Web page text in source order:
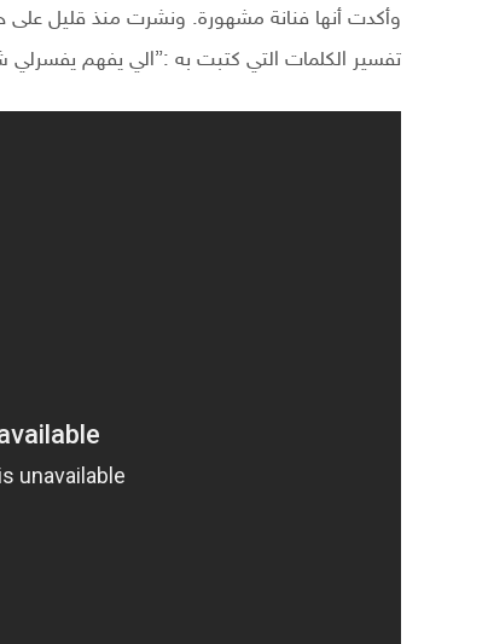
وأكدت أنها فنانة مشهورة. ونشرت منذ قليل
تفسير الكلمات التي كتبت به :”الي يفهم